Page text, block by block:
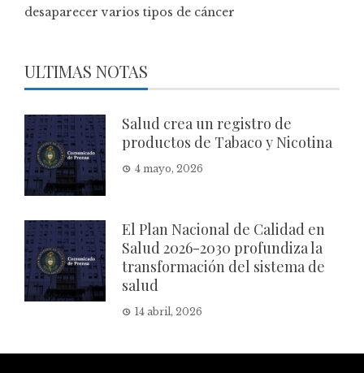
desaparecer varios tipos de cáncer
ULTIMAS NOTAS
Salud crea un registro de
productos de Tabaco y Nicotina
4 mayo, 2026
El Plan Nacional de Calidad en
Salud 2026-2030 profundiza la
transformación del sistema de
salud
14 abril, 2026